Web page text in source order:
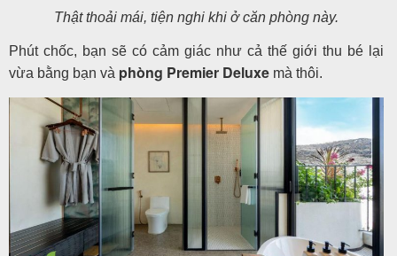
Thật thoải mái, tiện nghi khi ở căn phòng này.
Phút chốc, bạn sẽ có cảm giác như cả thế giới thu bé lại
vừa bằng bạn và phòng Premier Deluxe mà thôi.